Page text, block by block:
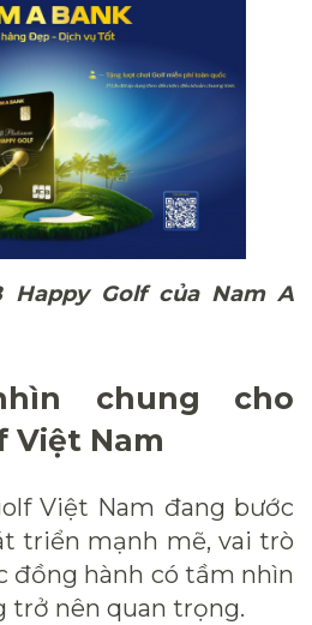
Happy Golf của Nam A
chung cho
Việt Nam
Việt Nam đang bước
triển mạnh mẽ, vai trò
đồng hành có tầm nhìn
trở nên quan trọng.